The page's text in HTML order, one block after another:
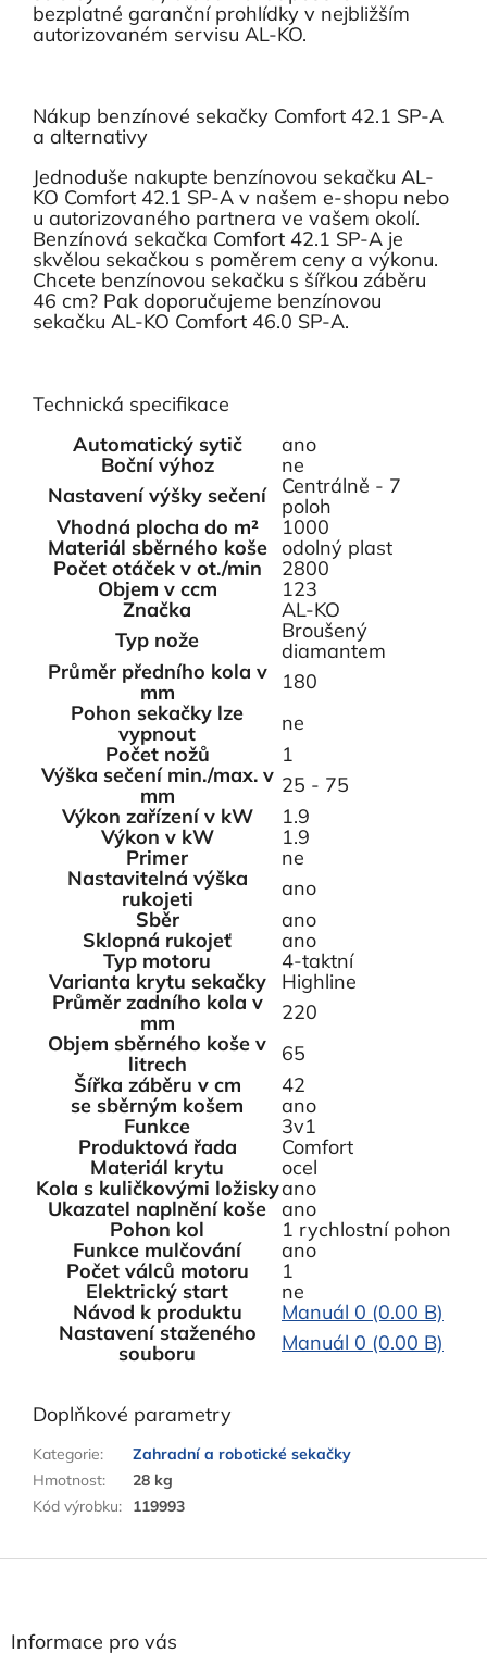
bezplatné garanční prohlídky v nejbližším
autorizovaném servisu AL-KO.
Nákup benzínové sekačky Comfort 42.1 SP-A
a alternativy
Jednoduše nakupte benzínovou sekačku AL-
KO Comfort 42.1 SP-A v našem e-shopu nebo
u autorizovaného partnera ve vašem okolí.
Benzínová sekačka Comfort 42.1 SP-A je
skvělou sekačkou s poměrem ceny a výkonu.
Chcete benzínovou sekačku s šířkou záběru
46 cm? Pak doporučujeme benzínovou
sekačku AL-KO Comfort 46.0 SP-A.
Technická specifikace
Automatický sytič
ano
Boční výhoz
ne
Nastavení výšky sečení
Centrálně - 7
poloh
Vhodná plocha do m²
1000
Materiál sběrného koše odolný plast
Počet otáček v ot./min
2800
Objem v ccm
123
Značka
AL-KO
Typ nože
Broušený
diamantem
Průměr předního kola v
mm
180
Pohon sekačky lze
vypnout
ne
Počet nožů
1
Výška sečení min./max. v
mm
25 - 75
Výkon zařízení v kW
1.9
Výkon v kW
1.9
Primer
ne
Nastavitelná výška
rukojeti
ano
Sběr
ano
Sklopná rukojeť
ano
Typ motoru
4-taktní
Varianta krytu sekačky
Highline
Průměr zadního kola v
mm
220
Objem sběrného koše v
litrech
65
Šířka záběru v cm
42
se sběrným košem
ano
Funkce
3v1
Produktová řada
Comfort
Materiál krytu
ocel
Kola s kuličkovými ložiskyano
Ukazatel naplnění koše
ano
Pohon kol
1 rychlostní pohon
Funkce mulčování
ano
Počet válců motoru
1
Elektrický start
ne
Návod k produktu
Manuál 0 (0.00 B)
Nastavení staženého
souboru
Manuál 0 (0.00 B)
Doplňkové parametry
Kategorie:
Zahradní a robotické sekačky
Hmotnost:
28 kg
Kód výrobku: 119993
Informace pro vás